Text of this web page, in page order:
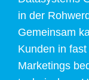
in der
Gemeinsam
Kunden in
Marketings